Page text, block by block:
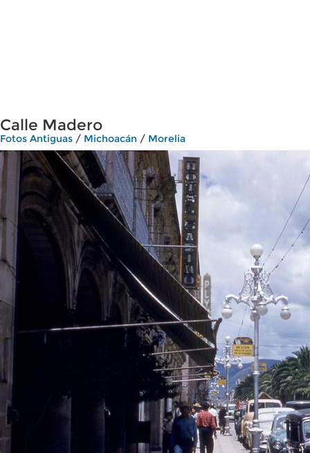
Calle Madero
Fotos Antiguas / Michoacán / Morelia